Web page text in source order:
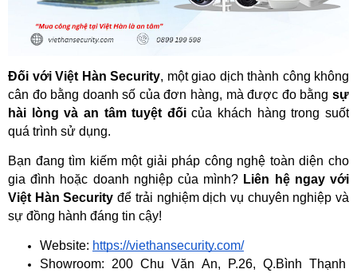
Đối với Việt Hàn Security, một giao dịch thành công không
cân đo bằng doanh số của đơn hàng, mà được đo bằng sự
hài lòng và an tâm tuyệt đối của khách hàng trong suốt
quá trình sử dụng.
Bạn đang tìm kiếm một giải pháp công nghệ toàn diện cho
gia đình hoặc doanh nghiệp của mình? Liên hệ ngay với
Việt Hàn Security để trải nghiệm dịch vụ chuyên nghiệp và
sự đồng hành đáng tin cậy!
Website: https://viethansecurity.com/
Showroom: 200 Chu Văn An, P.26, Q.Bình Thạnh